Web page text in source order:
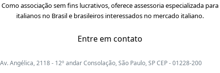
Como associação sem fins lucrativos, oferece assessoria especializada para
italianos no Brasil e brasileiros interessados no mercado italiano.
Entre em contato
Av. Angélica, 2118 - 12º andar Consolação, São Paulo, SP CEP - 01228-200